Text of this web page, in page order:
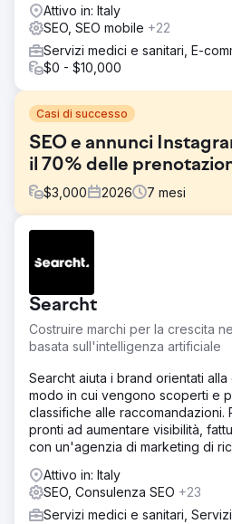
Attivo in: Italy
SEO, SEO mobile +22
Servizi medici e sanitari, E-
$0 - $10,000
Casi di successo
SEO e annunci
il 70% delle
$3,000 2026 7 mesi
Un'azienda di turismo di nicchia
pubblicità a pagamento e alle
l'acquisizione di clienti. Il loro sito
visibilità SEO, il traffico organico
contenuti di Instagram non
L'aumento dei costi di Google
erodendo i margini, mancava
conversione nei funnel di
disponeva di un motore di
sostenibile. Avevano bisogno di
digitale in grado di costruire una
media a lungo termine.
Soluzione
Elatre ha implementato un
digitale completo. Il nostro team
Searcht
Costruire marchi per la crescita
basata sull'intelligenza artificiale
Searcht aiuta i brand orientati
modo in cui vengono scoperti e
classifiche alle raccomandazioni.
pronti ad aumentare visibilità,
con un'agenzia di marketing di
Attivo in: Italy
SEO, Consulenza SEO +23
Servizi medici e sanitari,